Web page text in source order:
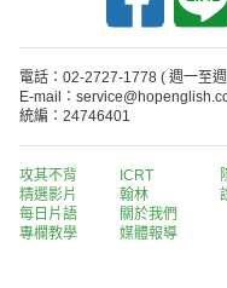
電話：02-2727-1778 ( 週一至
E-mail：
統編：24746401
攻其不背
精選影片
每日片語
專欄教學
ICRT
翰林
關於我們
媒體報導